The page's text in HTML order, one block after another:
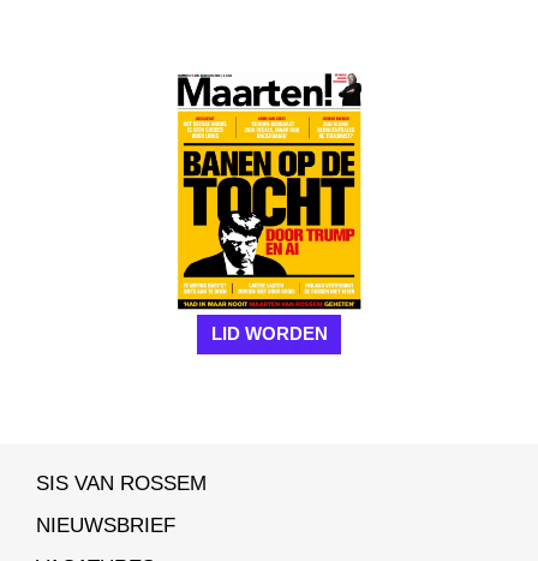
LID WORDEN
SIS VAN ROSSEM
NIEUWSBRIEF